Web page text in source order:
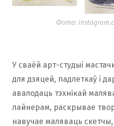
Фота:
У сваёй арт-студыі
для дзяцей, падлеткаў і
авалодаць тэхнікай
лайнерам, раскрывае
навучае маляваць